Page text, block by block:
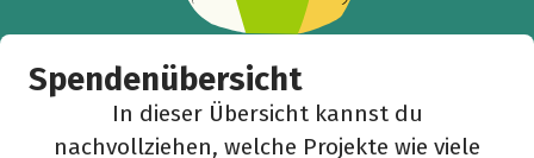
Spendenübersicht
In dieser Übersicht kannst du
nachvollziehen, welche Projekte wie viele